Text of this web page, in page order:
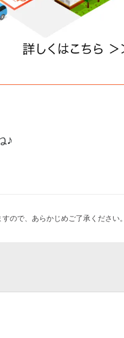
♪
ので、あらかじめご了承ください。
（くおうか）』開業1周年！